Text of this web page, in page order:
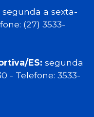
segunda a sexta-
(27) 3533-
ES: segunda
- Telefone: 3533-